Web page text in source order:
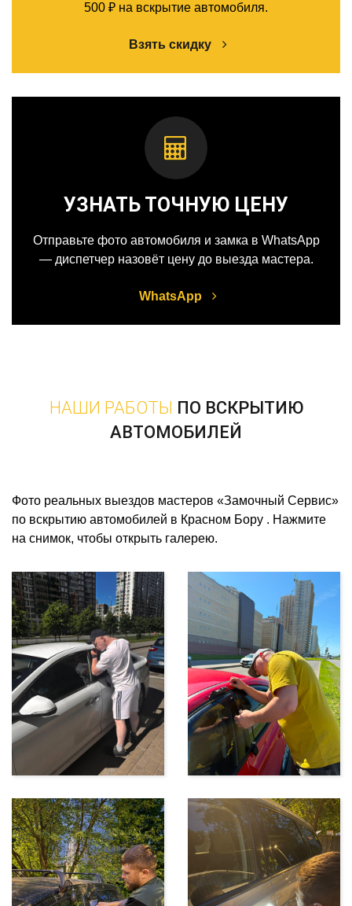
500 ₽ на вскрытие автомобиля.
Взять скидку
УЗНАТЬ ТОЧНУЮ ЦЕНУ
Отправьте фото автомобиля и замка в WhatsApp
— диспетчер назовёт цену до выезда мастера.
WhatsApp
НАШИ РАБОТЫ ПО ВСКРЫТИЮ
АВТОМОБИЛЕЙ
Фото реальных выездов мастеров «Замочный Сервис»
по вскрытию автомобилей в Красном Бору . Нажмите
на снимок, чтобы открыть галерею.